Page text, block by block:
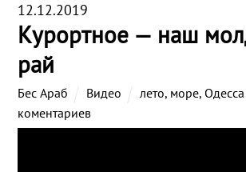
12.12.2019
Курортное — наш
рай
Бес Араб Видео лето, море, Одесса
коментариев